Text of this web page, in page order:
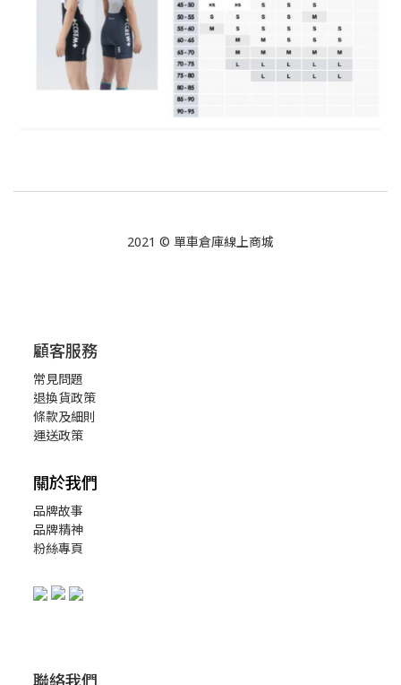
2021 © 單車倉庫線上商城
顧客服務
常見問題
退換貨政策
條款及細則
運送政策
關於我們
品牌故事
品牌精神
粉絲專頁
聯絡我們